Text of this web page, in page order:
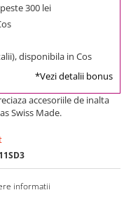
300 lei
disponibila in Cos
*Vezi detalii bonus
accesoriile de inalta
Swiss Made.
informatii